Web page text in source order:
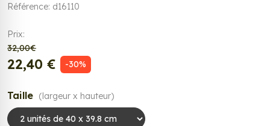
Référence: d16110
Prix:
32,00€
22,40 € -30%
Taille (largeur x hauteur)